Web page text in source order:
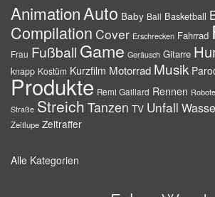
AnimationAuto Baby Ball Basketball
Compilation Cover Erschrecken Fahrrad
Frau Fußball Game Geräusch Gitarre
knapp Kostüm Kurzfilm Motorrad Musik
Produkte Remi Gaillard Rennen
Straße Streich Tanzen TV Unfall
Zeitlupe Zeitraffer
Alle Kategorien